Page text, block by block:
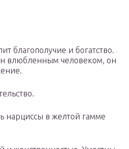
благополучие и богатство.
влюбленным человеком, он
нарциссы в желтой гамме